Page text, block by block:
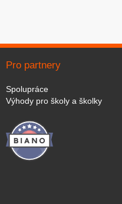
Pro partnery
Spolupráce
Výhody pro školy a školky